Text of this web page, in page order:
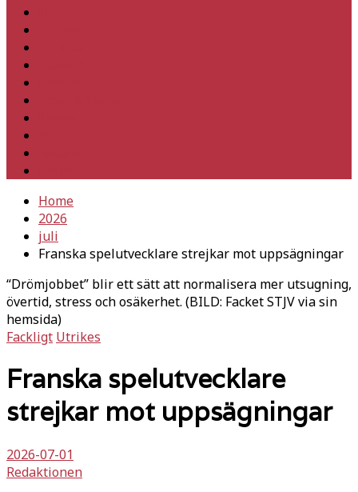
Home
2026
juli
Franska spelutvecklare strejkar mot uppsägningar
“Drömjobbet” blir ett sätt att normalisera mer utsugning,
övertid, stress och osäkerhet. (BILD: Facket STJV via sin
hemsida)
Fackligt Utrikes
Franska spelutvecklare
strejkar mot uppsägningar
2026-07-01
Redaktionen